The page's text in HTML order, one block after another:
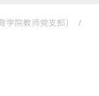
学院教师党支部） /